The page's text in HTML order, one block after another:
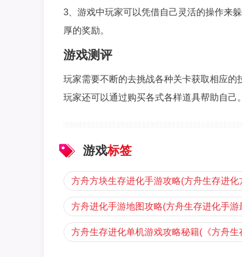
3、游戏中玩家可以凭借自己灵活的操作来
厚的奖励。
游戏测评
玩家需要不断的去挑战各种关卡获取相应的
玩家还可以通过购买各式各样道具帮助自己。
游戏标签
方舟方块生存进化手游攻略(方舟生存进化
方舟进化手游地图攻略(方舟生存进化手游
方舟生存进化单机游戏攻略秘籍(《方舟生